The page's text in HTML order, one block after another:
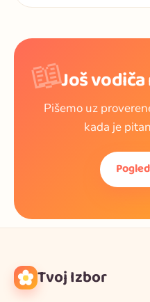
📖Još
Pišemo uz
kada je
Tvoj Izbor